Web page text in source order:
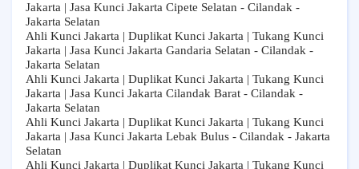
Jakarta | Jasa Kunci Jakarta Cipete Selatan - Cilandak -
Jakarta Selatan
Ahli Kunci Jakarta | Duplikat Kunci Jakarta | Tukang Kunci
Jakarta | Jasa Kunci Jakarta Gandaria Selatan - Cilandak -
Jakarta Selatan
Ahli Kunci Jakarta | Duplikat Kunci Jakarta | Tukang Kunci
Jakarta | Jasa Kunci Jakarta Cilandak Barat - Cilandak -
Jakarta Selatan
Ahli Kunci Jakarta | Duplikat Kunci Jakarta | Tukang Kunci
Jakarta | Jasa Kunci Jakarta Lebak Bulus - Cilandak - Jakarta
Selatan
Ahli Kunci Jakarta | Duplikat Kunci Jakarta | Tukang Kunci